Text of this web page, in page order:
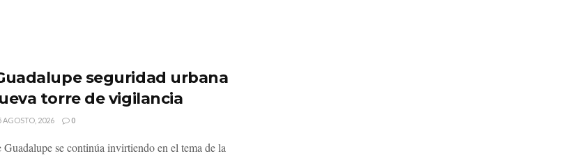
seguridad urbana
torre de vigilancia
AGOSTO, 2026 0
se continúa invirtiendo en el tema de la